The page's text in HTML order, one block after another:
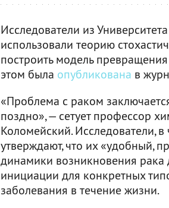
Исследователи из
использовали теорию
построить модель
этом была опубликована в
«Проблема с раком
поздно», — сетует профессор
Коломейский. Исследователи,
утверждают, что их «удобный,
динамики возникновения рака
инициации для конкретных
заболевания в течение жизни.